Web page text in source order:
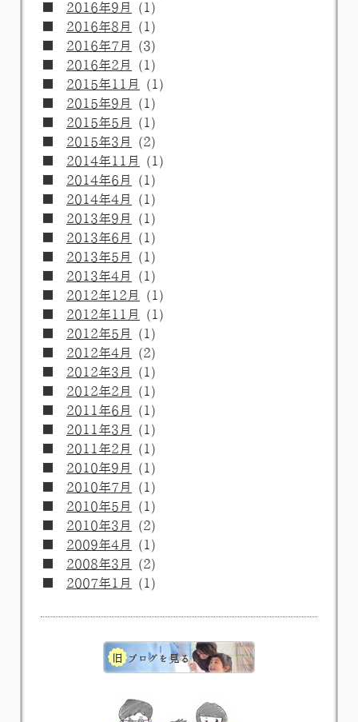
2016年9月
(1)
2016年8月
(1)
2016年7月
(3)
2016年2月
(1)
2015年11月
(1)
2015年9月
(1)
2015年5月
(1)
2015年3月
(2)
2014年11月
(1)
2014年6月
(1)
2014年4月
(1)
2013年9月
(1)
2013年6月
(1)
2013年5月
(1)
2013年4月
(1)
2012年12月
(1)
2012年11月
(1)
2012年5月
(1)
2012年4月
(2)
2012年3月
(1)
2012年2月
(1)
2011年6月
(1)
2011年3月
(1)
2011年2月
(1)
2010年9月
(1)
2010年7月
(1)
2010年5月
(1)
2010年3月
(2)
2009年4月
(1)
2008年3月
(2)
2007年1月
(1)